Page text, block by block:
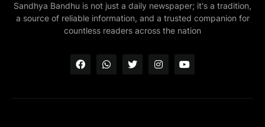
Sandhya Bandhu is not just a daily newspaper; it's a tradition,
a source of reliable information, and a trusted companion for
countless readers across the nation